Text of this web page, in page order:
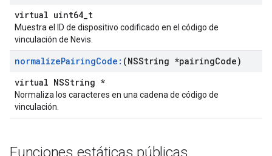
virtual uint64_t
Muestra el ID de dispositivo codificado en el código de
vinculación de Nevis.
normalizePairingCode: (NSString *pairingCode)
virtual NSString *
Normaliza los caracteres en una cadena de código de
vinculación.
Funciones estáticas públicas